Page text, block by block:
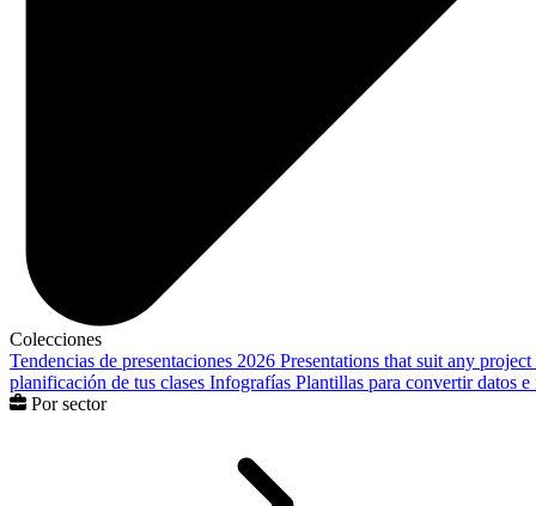
Colecciones
Tendencias de presentaciones 2026 Presentations that suit any project
planificación de tus clases Infografías Plantillas para convertir datos
Por sector